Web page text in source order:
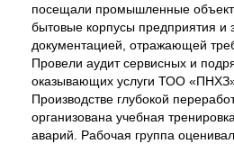
посещали промышленные
бытовые корпусы предприятия и
документацией, отражающей
Провели аудит сервисных и
оказывающих услуги ТОО
Производстве глубокой
организована учебная
аварий. Рабочая группа